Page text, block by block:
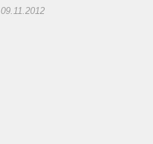
09.11.2012